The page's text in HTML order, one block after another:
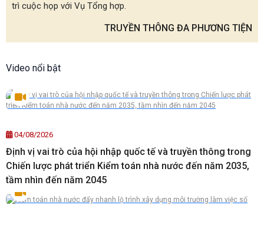
trì cuộc họp với Vụ Tổng hợp.
TRUYỀN THÔNG ĐA PHƯƠNG TIỆN
Video nổi bật
04/08/2026
Định vị vai trò của hội nhập quốc tế và truyền thông trong
Chiến lược phát triển Kiểm toán nhà nước đến năm 2035,
tầm nhìn đến năm 2045